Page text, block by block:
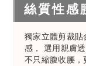
絲質性
獨家立體剪裁
感， 選用親膚
不只縮腹收腰，